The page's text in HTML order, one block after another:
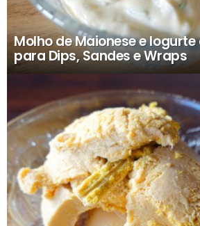
Molho de Maionese e
para Dips, Sandes e Wraps